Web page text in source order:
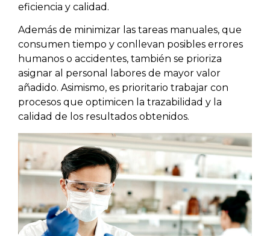
eficiencia y calidad.
Además de minimizar las tareas manuales, que
consumen tiempo y conllevan posibles errores
humanos o accidentes, también se prioriza
asignar al personal labores de mayor valor
añadido. Asimismo, es prioritario trabajar con
procesos que optimicen la trazabilidad y la
calidad de los resultados obtenidos.